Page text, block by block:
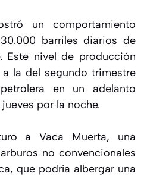
un comportamiento
barriles diarios de
Este nivel de producción
la del segundo trimestre
en un adelanto
por la noche.
a Vaca Muerta, una
no convencionales
que podría albergar una